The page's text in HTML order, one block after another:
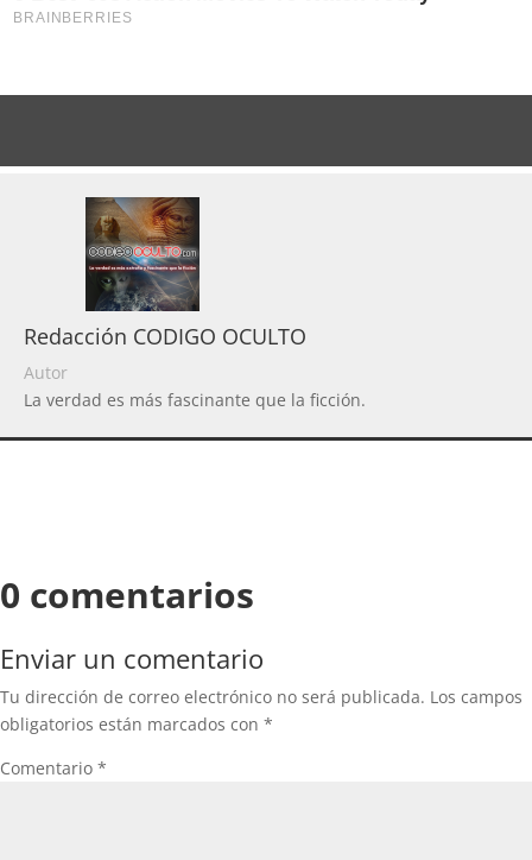
Redacción CODIGO OCULTO
Autor
La verdad es más fascinante que la ficción.
0 comentarios
Enviar un comentario
Tu dirección de correo electrónico no será publicada. Los campos
obligatorios están marcados con *
Comentario *